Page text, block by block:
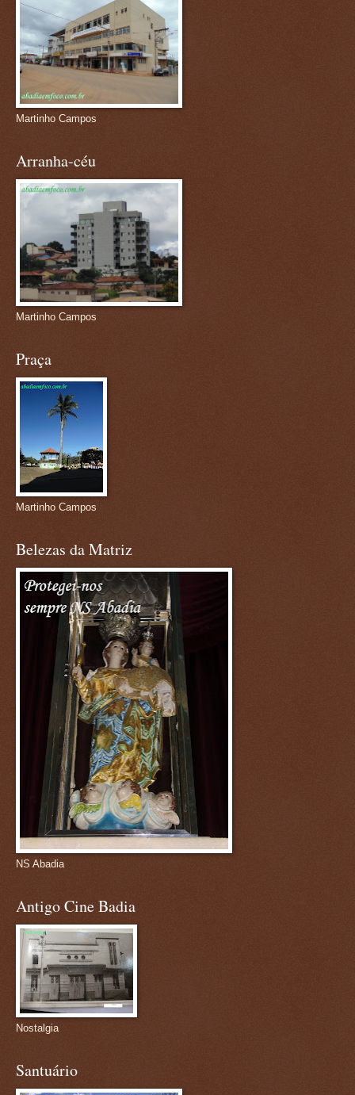
Martinho Campos
Arranha-céu
Martinho Campos
Praça
Martinho Campos
Belezas da Matriz
NS Abadia
Antigo Cine Badia
Nostalgia
Santuário